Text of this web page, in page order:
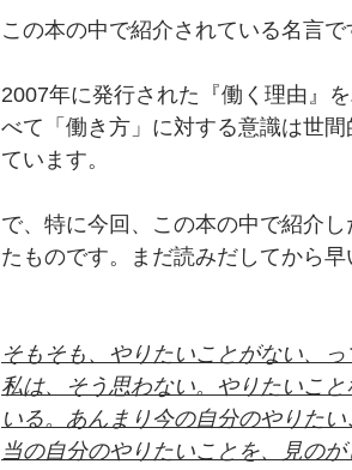
この本の中で紹介されている名言で
2007年に発行された『働く理由』
べて「働き方」に対する意識は世
ています。
で、特に今回、この本の中で紹介
たものです。まだ読みだしてから
そもそも、やりたいことがない、
私は、そう思わない。やりたいこ
いる。あんまり今の自分のやりた
当の自分のやりたいことを、見のが